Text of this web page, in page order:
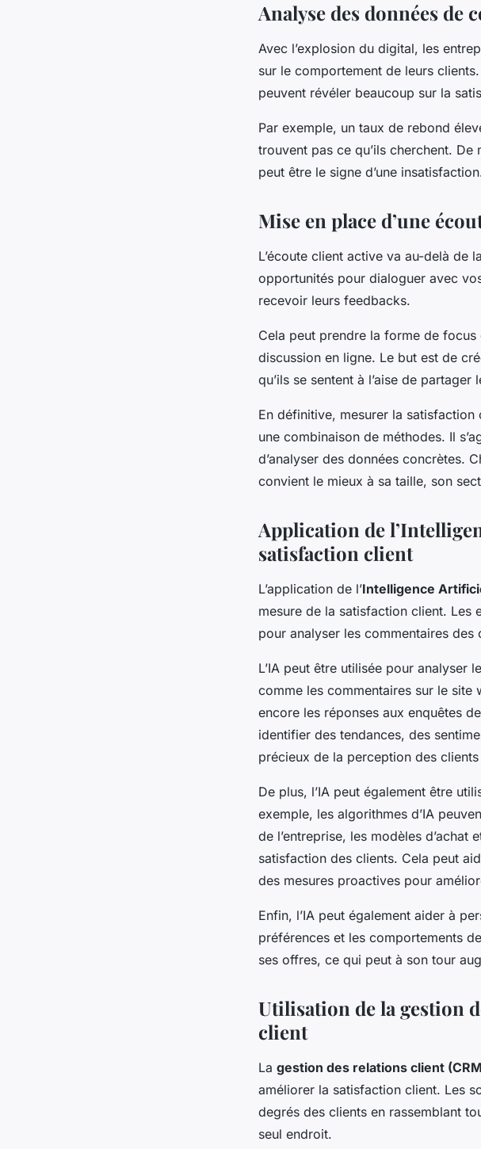
Analyse des données de
Avec l’explosion du digital, les
sur le comportement de leurs
peuvent révéler beaucoup sur la
Par exemple, un taux de rebond
trouvent pas ce qu’ils cherchent. De
peut être le signe d’une
Mise en place d’une
L’écoute client active va au-delà de
opportunités pour dialoguer avec
recevoir leurs feedbacks.
Cela peut prendre la forme de
discussion en ligne. Le but est de
qu’ils se sentent à l’aise de
En définitive, mesurer la
une combinaison de méthodes. Il
d’analyser des données concrètes.
convient le mieux à sa taille, son
Application de
satisfaction client
L’application de l’Intelligence
mesure de la satisfaction client. Les
pour analyser les commentaires
L’IA peut être utilisée pour analyser
comme les commentaires sur le site
encore les réponses aux enquêtes
identifier des tendances, des
précieux de la perception des
De plus, l’IA peut également être
exemple, les algorithmes d’IA
de l’entreprise, les modèles d’achat
satisfaction des clients. Cela peut
des mesures proactives pour
Enfin, l’IA peut également aider à
préférences et les comportements
ses offres, ce qui peut à son tour
Utilisation de la gestion
client
La gestion des relations client
améliorer la satisfaction client. Les
degrés des clients en rassemblant
seul endroit.